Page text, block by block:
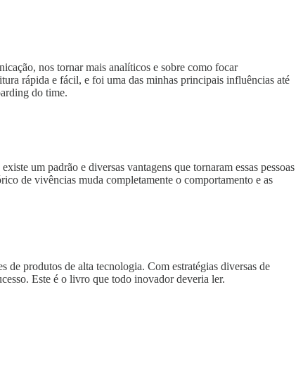
nos tornar mais analíticos e sobre como focar
rápida e fácil, e foi uma das minhas principais influências até
do time.
um padrão e diversas vantagens que tornaram essas pessoas
de vivências muda completamente o comportamento e as
produtos de alta tecnologia. Com estratégias diversas de
Este é o livro que todo inovador deveria ler.